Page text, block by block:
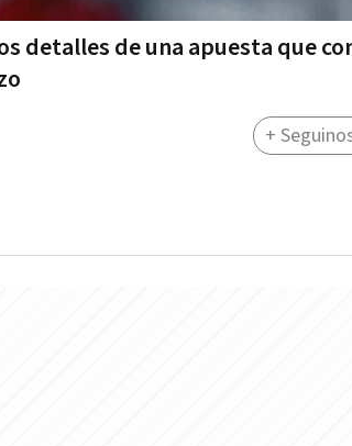
detalles de una apuesta que
+